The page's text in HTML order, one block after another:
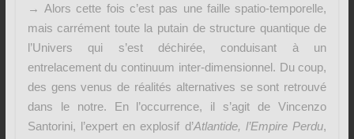
→ Alors cette fois c’est pas une faille spatio-temporelle,
mais carrément toute la putain de structure quantique de
l’Univers qui s’est déchirée, conduisant à un
entrelacement du continuum inter-dimensionnel. Du coup,
des gens venus de réalités alternatives se sont retrouvé
dans le notre. En l’occurrence, il s’agit de Vincenzo
Santorini, l’expert en explosif d’Atlantide, l’Empire Perdu,